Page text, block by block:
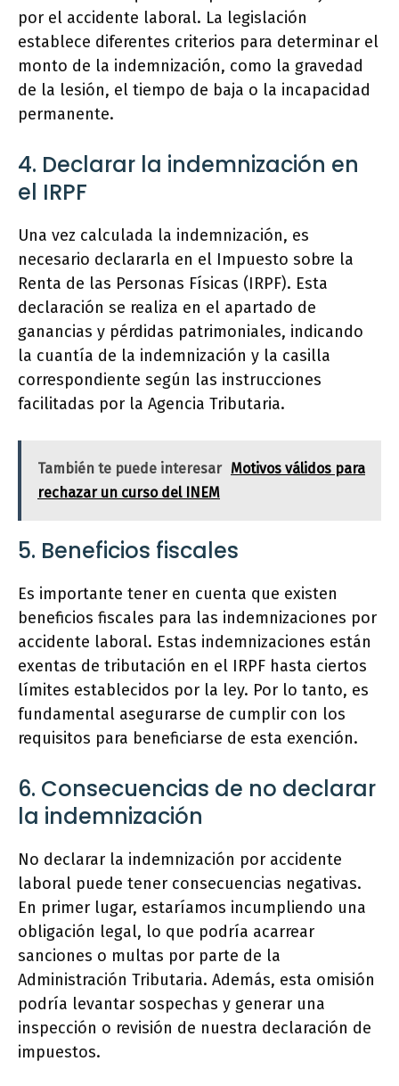
por el accidente laboral. La legislación
establece diferentes criterios para determinar el
monto de la indemnización, como la gravedad
de la lesión, el tiempo de baja o la incapacidad
permanente.
4. Declarar la indemnización en
el IRPF
Una vez calculada la indemnización, es
necesario declararla en el Impuesto sobre la
Renta de las Personas Físicas (IRPF). Esta
declaración se realiza en el apartado de
ganancias y pérdidas patrimoniales, indicando
la cuantía de la indemnización y la casilla
correspondiente según las instrucciones
facilitadas por la Agencia Tributaria.
También te puede interesar Motivos válidos para
rechazar un curso del INEM
5. Beneficios fiscales
Es importante tener en cuenta que existen
beneficios fiscales para las indemnizaciones por
accidente laboral. Estas indemnizaciones están
exentas de tributación en el IRPF hasta ciertos
límites establecidos por la ley. Por lo tanto, es
fundamental asegurarse de cumplir con los
requisitos para beneficiarse de esta exención.
6. Consecuencias de no declarar
la indemnización
No declarar la indemnización por accidente
laboral puede tener consecuencias negativas.
En primer lugar, estaríamos incumpliendo una
obligación legal, lo que podría acarrear
sanciones o multas por parte de la
Administración Tributaria. Además, esta omisión
podría levantar sospechas y generar una
inspección o revisión de nuestra declaración de
impuestos.